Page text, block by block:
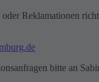
Reklamationen
bitte an